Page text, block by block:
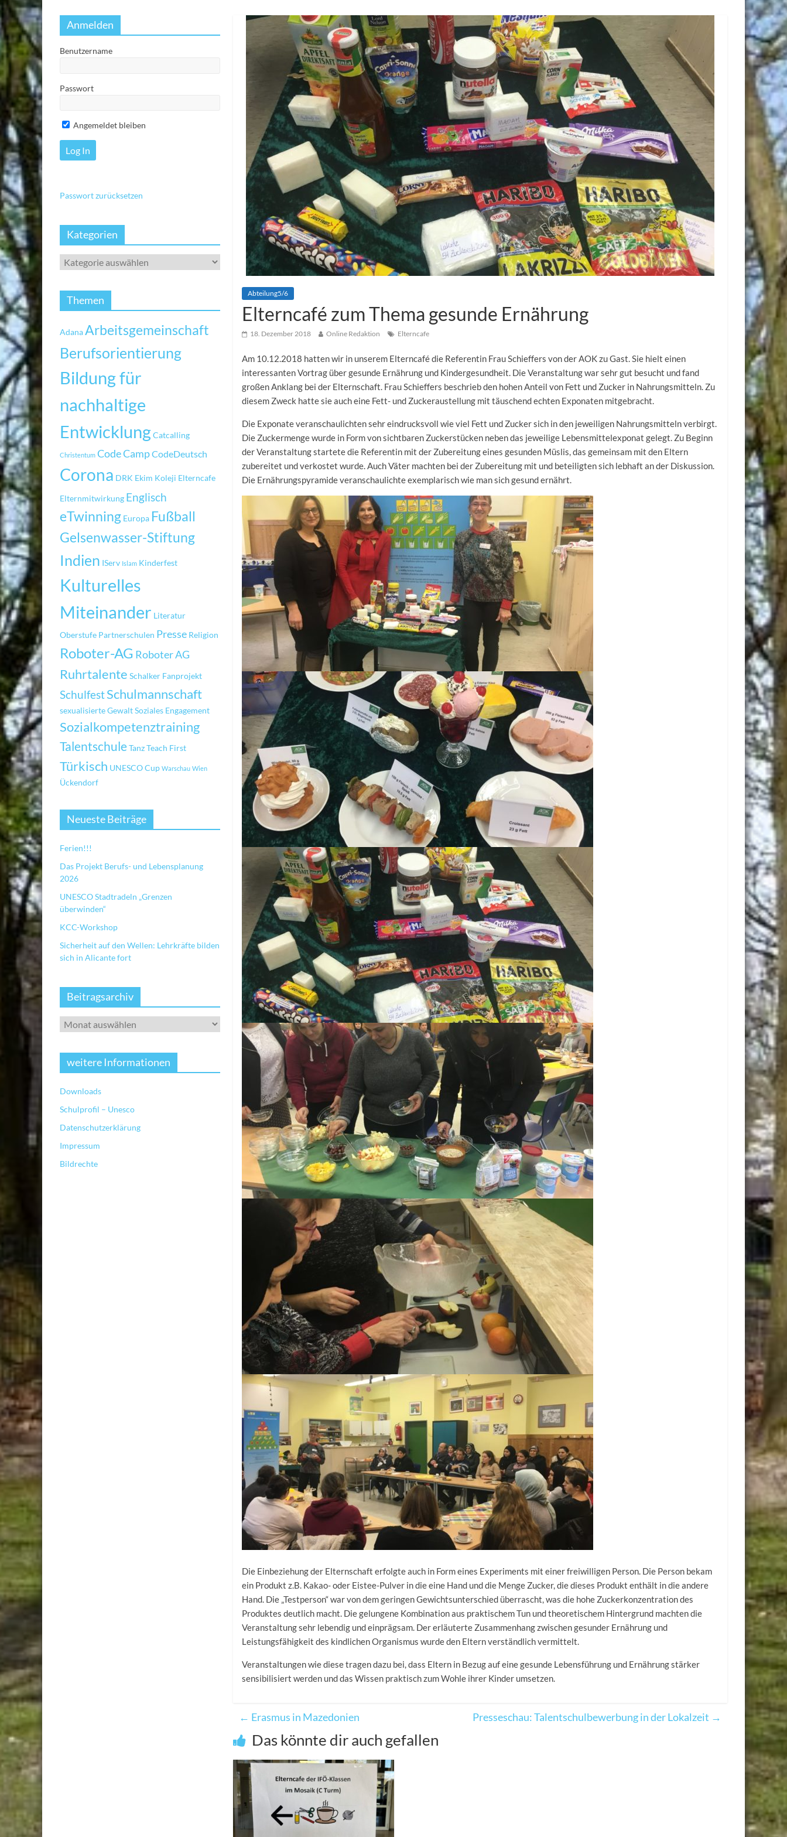
Abteilung5/6
Elterncafé zum Thema gesunde Ernährung
18. Dezember 2018 Online Redaktion Elterncafe
Am 10.12.2018 hatten wir in unserem Elterncafé die Referentin Frau Schieffers von der AOK zu Gast. Sie hielt einen
interessanten Vortrag über gesunde Ernährung und Kindergesundheit. Die Veranstaltung war sehr gut besucht und fand
großen Anklang bei der Elternschaft. Frau Schieffers beschrieb den hohen Anteil von Fett und Zucker in Nahrungsmitteln. Zu
diesem Zweck hatte sie auch eine Fett- und Zuckeraustellung mit täuschend echten Exponaten mitgebracht.
Die Exponate veranschaulichten sehr eindrucksvoll wie viel Fett und Zucker sich in den jeweiligen Nahrungsmitteln verbirgt.
Die Zuckermenge wurde in Form von sichtbaren Zuckerstücken neben das jeweilige Lebensmittelexponat gelegt. Zu Beginn
der Veranstaltung startete die Referentin mit der Zubereitung eines gesunden Müslis, das gemeinsam mit den Eltern
zubereitet und verkostet wurde. Auch Väter machten bei der Zubereitung mit und beteiligten sich lebhaft an der Diskussion.
Die Ernährungspyramide veranschaulichte exemplarisch wie man sich gesund ernährt.
Die Einbeziehung der Elternschaft erfolgte auch in Form eines Experiments mit einer freiwilligen Person. Die Person bekam
ein Produkt z.B. Kakao- oder Eistee-Pulver in die eine Hand und die Menge Zucker, die dieses Produkt enthält in die andere
Hand. Die „Testperson“ war von dem geringen Gewichtsunterschied überrascht, was die hohe Zuckerkonzentration des
Produktes deutlich macht. Die gelungene Kombination aus praktischem Tun und theoretischem Hintergrund machten die
Veranstaltung sehr lebendig und einprägsam. Der erläuterte Zusammenhang zwischen gesunder Ernährung und
Leistungsfähigkeit des kindlichen Organismus wurde den Eltern verständlich vermittelt.
Veranstaltungen wie diese tragen dazu bei, dass Eltern in Bezug auf eine gesunde Lebensführung und Ernährung stärker
sensibilisiert werden und das Wissen praktisch zum Wohle ihrer Kinder umsetzen.
← Erasmus in Mazedonien Presseschau: Talentschulbewerbung in der Lokalzeit →
Das könnte dir auch gefallen
Anmelden
Benutzername
Passwort
Angemeldet bleiben
Passwort zurücksetzen
Kategorien
Themen
AdanaArbeitsgemeinschaft
Berufsorientierung
Bildung für
nachhaltige
EntwicklungCatcalling
Christentum Code CampCodeDeutsch
Corona DRK Ekim Koleji Elterncafe
Elternmitwirkung Englisch
eTwinning Europa Fußball
Gelsenwasser-Stiftung
Indien IServ Islam Kinderfest
Kulturelles
Miteinander Literatur
Oberstufe Partnerschulen Presse Religion
Roboter-AG Roboter AG
Ruhrtalente Schalker Fanprojekt
SchulfestSchulmannschaft
sexualisierte GewaltSoziales Engagement
Sozialkompetenztraining
TalentschuleTanzTeach First
Türkisch UNESCO Cup Warschau Wien
Ückendorf
Neueste Beiträge
Ferien!!!
Das Projekt Berufs- und Lebensplanung
2026
UNESCO Stadtradeln „Grenzen
überwinden“
KCC-Workshop
Sicherheit auf den Wellen: Lehrkräfte bilden
sich in Alicante fort
Beitragsarchiv
weitere Informationen
Downloads
Schulprofil – Unesco
Datenschutzerklärung
Impressum
Bildrechte